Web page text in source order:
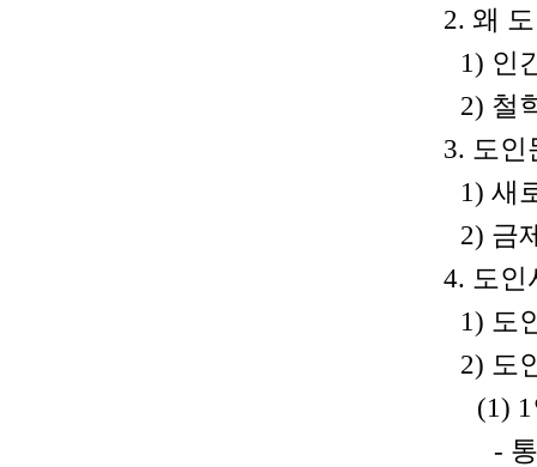
2. 왜
1) 인
2) 철
3. 도인
1) 새
2) 금
4. 도인
1) 도
2) 도
(1)
-